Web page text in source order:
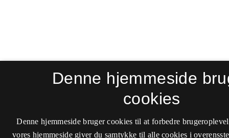
Denne hjemmeside
cookies
Denne hjemmeside bruger cookies til at forbedre
vores hjemmeside giver du samtykke til alle cookies i